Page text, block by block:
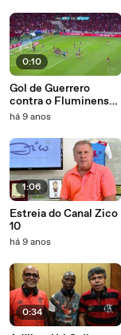
0:10
Gol de Guerrero
contra o Fluminense
- Final do Carioca
há 9 anos
1:06
Estreia do Canal Zico
10
há 9 anos
0:34